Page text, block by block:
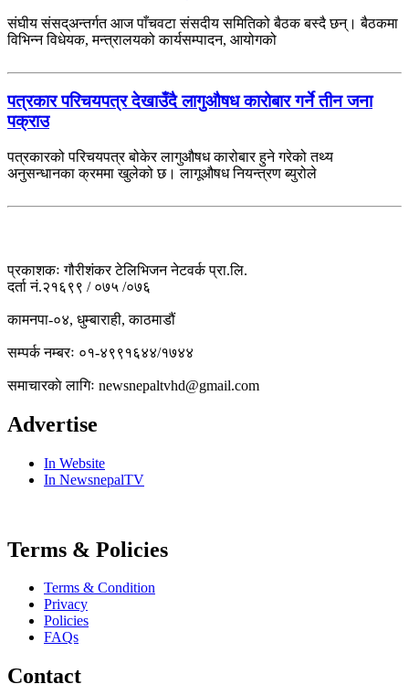
संघीय संसद्अन्तर्गत आज पाँचवटा संसदीय समितिको बैठक बस्दै छन्। बैठकमा
विभिन्न विधेयक, मन्त्रालयको कार्यसम्पादन, आयोगको
पत्रकार परिचयपत्र देखाउँदै लागुऔषध कारोबार गर्ने तीन जना
पक्राउ
पत्रकारको परिचयपत्र बोकेर लागुऔषध कारोबार हुने गरेको तथ्य
अनुसन्धानका क्रममा खुलेको छ। लागूऔषध नियन्त्रण ब्युरोले
प्रकाशकः गौरीशंकर टेलिभिजन नेटवर्क प्रा.लि.
दर्ता नं.२१६९९ / ०७५ /०७६
कामनपा-०४, धुम्बाराही, काठमाडौं
सम्पर्क नम्बरः ०१-४९९१६४४/१७४४
समाचारकाे लागिः newsnepaltvhd@gmail.com
Advertise
In Website
In NewsnepalTV
Terms & Policies
Terms & Condition
Privacy
Policies
FAQs
Contact